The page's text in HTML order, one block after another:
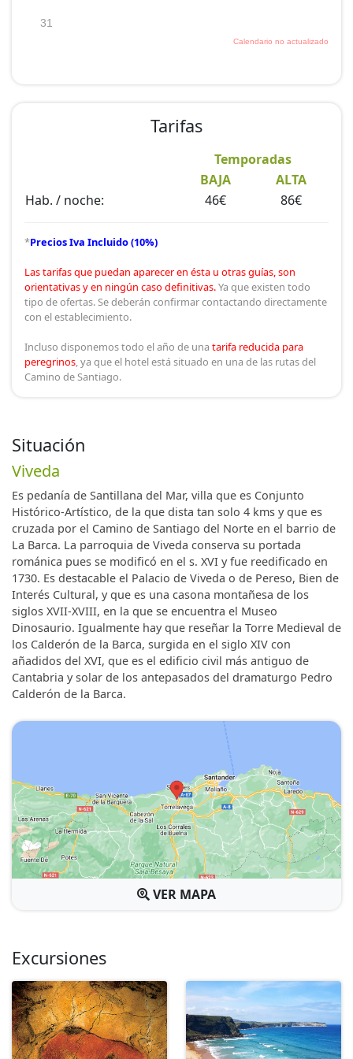
- Conexión Internet Wifi gratutita.
Sus otras instalaciones: cafeteria, restaurante y salón
social, equipados con aire acondicionado. Así como
terraza bar y jardín y un amplio aparcamiento seguro y
Punto de encuentro de comerciantes, trabajadores,
vecinos de Cantabria y turistas. Después de 10 años de
andadura, se ha consolidado como uno de los mejores
en dos zonas diferentes, una de dimensiones más
reducidas para reuniones de empresa o eventos, la
otra de tamaño superior en la que se dan cabida a 110
Cueli se distingue en la mesa por su presentación
rápido, atento y de inequívoca educación.
Entre sus platos, hacen que se repita las propuestas de
sus exquisitas ensaladas, pastas, verduras, como no
podía faltar sus caldos y platos de cuchara, nuestro
famoso cocido montañés, seguidos de su atenta
plancha con las carnes de Cantabria en bistec,
solomillo o chuletones a la piedra. También se pueden
degustar los pescados frescos de la costa norte; todos
nuestros postres son caseros, con una gran variedad
para deleitar cualquier paladar.
Menú del día: 10,10€ (de lunes a viernes).
Menú festivo: 15,50€ (fines de semana y días festivos)
CAFETERÍA
Dispone de Cafetería donde se reparte el espacio 8
mesas para disfrutar de una grata velada viendo los
partidos de futbol en dos grandes pantallas de
televisión, degustar de un gran repertorio de pinchos
hamburguesas, sandwiches, bocadillos, pizzas, etc. Su
barra da buena cabida para el blanqueo y los vinos del
medio día.
Otra de nuestras novedades son los exquisitos
cócteles. Todos estos servicios pueden ser servidos en
barra, mesa o terraza jardín.
Situación
Viveda
Es pedanía de Santillana del Mar, villa que es Conjunto
Histórico-Artístico, de la que dista tan solo 4 kms y que es
cruzada por el Camino de Santiago del Norte en el barrio de
La Barca. La parroquia de Viveda conserva su portada
románica pues se modificó en el s. XVI y fue reedificado en
1730. Es destacable el Palacio de Viveda o de Pereso, Bien de
Interés Cultural, y que es una casona montañesa de los
siglos XVII-XVIII, en la que se encuentra el Museo
Dinosaurio. Igualmente hay que reseñar la Torre Medieval de
los Calderón de la Barca, surgida en el siglo XIV con
añadidos del XVI, que es el edificio civil más antiguo de
Cantabria y solar de los antepasados del dramaturgo Pedro
Calderón de la Barca.
VER MAPA
Excursiones
Tarifas
Temporadas
BAJA
ALTA
Hab. / noche:
46€ 86€
*Precios Iva Incluido (10%)
Las tarifas que puedan aparecer en ésta u otras guías, son
orientativas y en ningún caso definitivas.Ya que existen todo
tipo de ofertas. Se deberán confirmar contactando directamente
con el establecimiento.
Incluso disponemos todo el año de una tarifa reducida para
peregrinos, ya que el hotel está situado en una de las rutas del
Camino de Santiago.